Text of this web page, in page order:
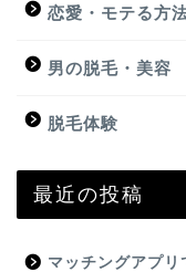
恋愛・モテる方
男の脱毛・美容
脱毛体験
最近の投稿
マッチングアプ